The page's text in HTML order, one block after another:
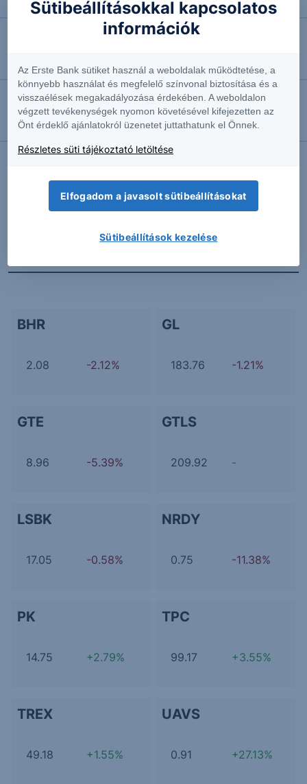
Megint emelkedésben az olaj
A foci-vb dobta meg a Coca-Cola eredményét
2026.04.28. 15:41
Állja a sarat a Coca Cola
További Erste elemzések
BHR
2.08 -2.12%
GL
183.76 -1.21%
GTE
8.96 -5.39%
GTLS
209.92 -
LSBK
17.05 -0.58%
NRDY
0.75 -11.38%
PK
14.75 +2.79%
TPC
99.17 +3.55%
TREX
49.18 +1.55%
UAVS
0.91 +27.13%
Sütibeállításokkal kapcsolatos
információk
Az Erste Bank sütiket használ a weboldalak működtetése, a
könnyebb használat és megfelelő színvonal biztosítása és a
visszaélések megakadályozása érdekében. A weboldalon
végzett tevékenységek nyomon követésével kifejezetten az
Önt érdeklő ajánlatokról üzenetet juttathatunk el Önnek.
Részletes süti tájékoztató letöltése
Elfogadom a javasolt sütibeállításokat
Sütibeállítások kezelése